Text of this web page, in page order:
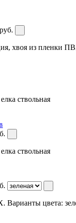
руб.
хвоя из пленки
ствольная
ствольная
Варианты цвета: